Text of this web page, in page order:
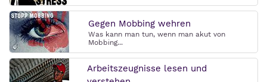
Gegen Mobbing wehren
Was kann man tun, wenn man akut von
Mobbing...
Arbeitszeugnisse lesen und